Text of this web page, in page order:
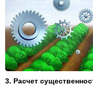
3. Расчет